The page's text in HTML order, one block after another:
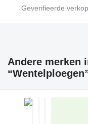
Andere merken